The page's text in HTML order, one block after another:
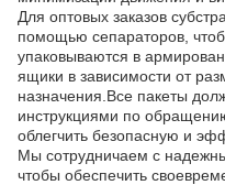
Для оптовых заказов
помощью сепараторов,
упаковываются в
ящики в зависимости от
назначения.Все пакеты
инструкциями по
облегчить безопасную и
Мы сотрудничаем с
чтобы обеспечить